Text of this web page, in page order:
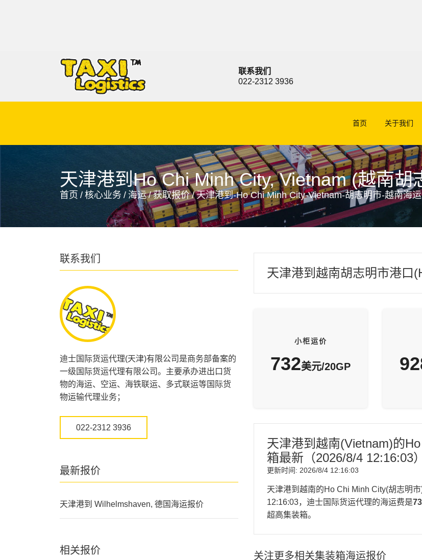
联系我们
022-2312 3936
首页 关于我们
天津港到Ho Chi Minh City, Vietnam (越南胡
首页 / 核心业务 / 海运 / 获取报价 / 天津港到-Ho Chi Minh City-Vietnam-胡志明市-越南海
联系我们
迪士国际货运代理(天津)有限公司是商务部备案的
一级国际货运代理有限公司。主要承办进出口货
物的海运、空运、海铁联运、多式联运等国际货
物运输代理业务；
022-2312 3936
最新报价
天津港到 Wilhelmshaven, 德国海运报价
相关报价
天津港到越南胡志明市港口
小柜运价
732美元/20GP
天津港到越南(Vietnam)的
箱最新（2026/8/4 12:16:03
更新时间: 2026/8/4 12:16:03
天津港到越南的Ho Chi Minh City(胡志明
12:16:03，迪士国际货运代理的海运费是
超高集装箱。
关注更多相关集装箱海运报价